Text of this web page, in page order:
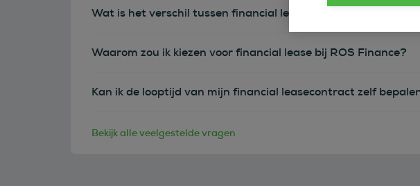
Wat is het verschil tussen financial lease en operational lease?
Waarom zou ik kiezen voor financial lease bij ROS Finance?
Kan ik de looptijd van mijn financial leasecontract zelf
Bekijk alle veelgestelde vragen